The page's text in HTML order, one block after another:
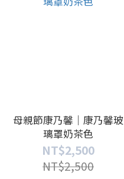
母親節康乃馨｜康乃馨玻
璃罩奶茶色
NT$2,500
NT$2,500